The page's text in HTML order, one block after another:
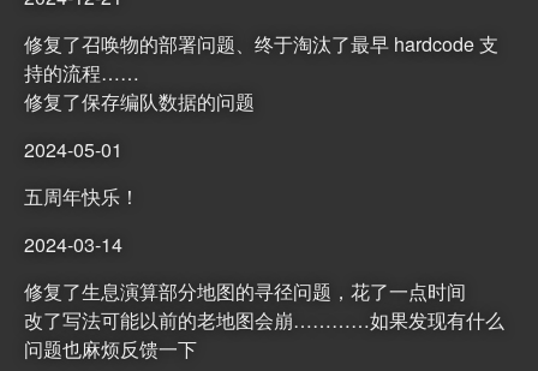
修复了召唤物的部署问题、终于淘汰了最早 hardcode 支
持的流程……
修复了保存编队数据的问题
2024-05-01
五周年快乐！
2024-03-14
修复了生息演算部分地图的寻径问题，花了一点时间
改了写法可能以前的老地图会崩…………如果发现有什么
问题也麻烦反馈一下